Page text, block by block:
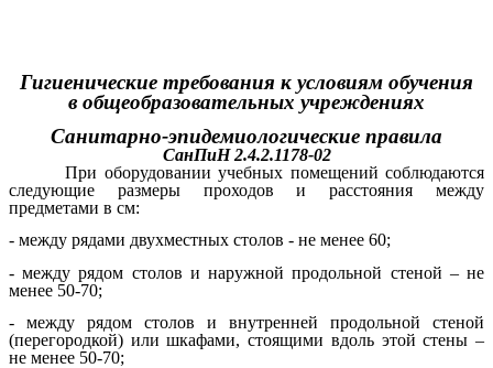
Гигиенические требования к условиям обучения
в общеобразовательных учреждениях
Санитарно-эпидемиологические правила
СанПиН 2.4.2.1178-02
При оборудовании учебных помещений соблюдаются
следующие размеры проходов и расстояния между
предметами в см:
- между рядами двухместных столов - не менее 60;
- между рядом столов и наружной продольной стеной – не
менее 50-70;
- между рядом столов и внутренней продольной стеной
(перегородкой) или шкафами, стоящими вдоль этой стены –
не менее 50-70;